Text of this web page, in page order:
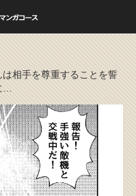
は相手を尊重することを誓